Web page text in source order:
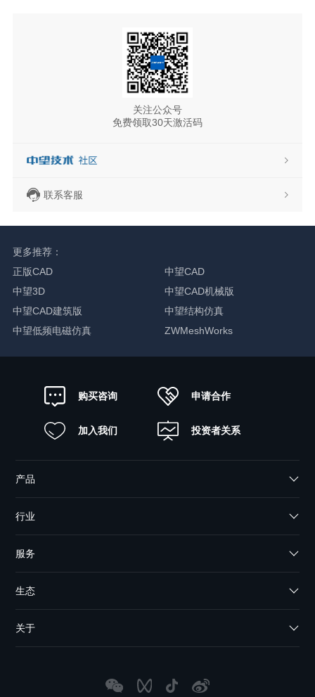
关注公众号
免费领取30天激活码
联系客服
更多推荐：
正版CAD
中望CAD
中望3D
中望CAD机械版
中望CAD建筑版
中望结构仿真
中望低频电磁仿真
ZWMeshWorks
购买咨询 申请合作
加入我们 投资者关系
产品
行业
服务
生态
关于